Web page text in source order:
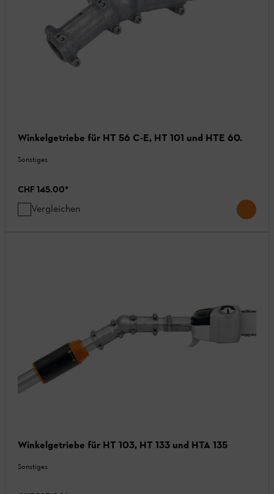
Winkelgetriebe für HT 56 C-E, HT 101 und HTE 60.
Sonstiges
CHF 145.00*
Vergleichen
Winkelgetriebe für HT 103, HT 133 und HTA 135
Sonstiges